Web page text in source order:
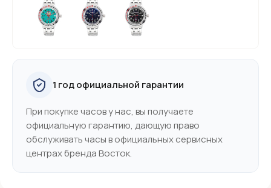
1 год официальной гарантии
При покупке часов у нас, вы получаете
официальную гарантию, дающую право
обслуживать часы в официальных сервисных
центрах бренда Восток.